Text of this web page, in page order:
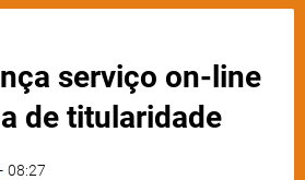
serviço on-line
de titularidade
- 08:27